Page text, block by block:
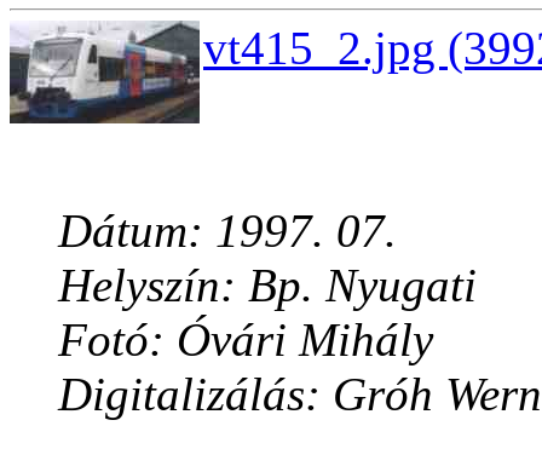
vt415_2.jpg
Dátum: 1997. 07.
Helyszín: Bp. Nyugati
Fotó: Óvári Mihály
Digitalizálás: Gróh